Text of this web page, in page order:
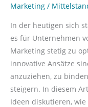
Marketing /
In der heutigen sich
es für Unternehmen
Marketing stetig zu
innovative Ansätze
anzuziehen, zu
steigern. In diesem
Ideen diskutieren,